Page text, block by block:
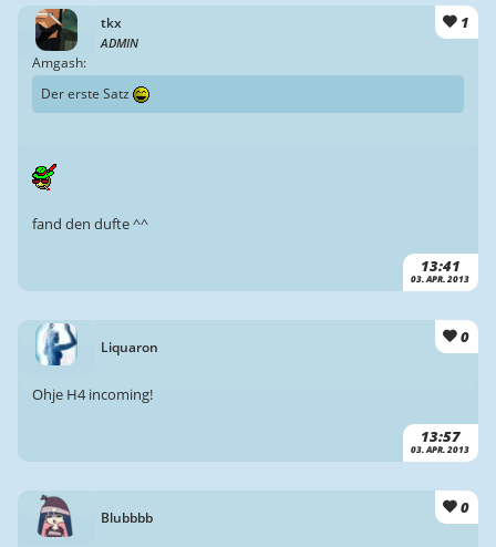
tkx
ADMIN
1
13:41
03. APR. 2013
Amgash:
Der erste Satz
fand den dufte ^^
Liquaron
0
13:57
03. APR. 2013
Ohje H4 incoming!
Blubbbb
0